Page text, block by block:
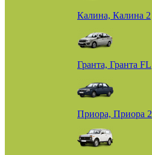
Калина, Калина 2
Гранта, Гранта FL
Приора, Приора 2